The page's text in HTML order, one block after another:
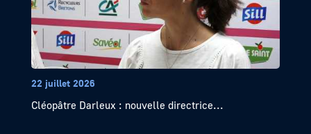
22 juillet 2026
Cléopâtre Darleux : nouvelle directrice...